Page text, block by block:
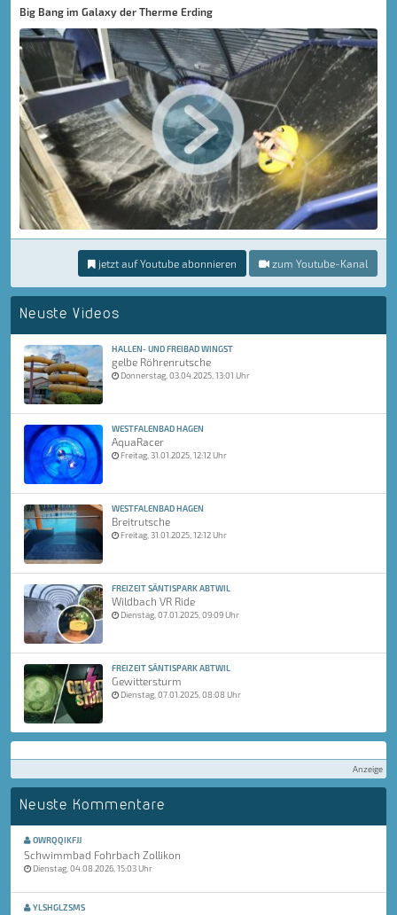
Big Bang im Galaxy der Therme Erding
jetzt auf Youtube abonnieren zum Youtube-Kanal
Neuste Videos
HALLEN- UND FREIBAD WINGST
gelbe Röhrenrutsche
Donnerstag, 03.04.2025, 13:01 Uhr
WESTFALENBAD HAGEN
AquaRacer
Freitag, 31.01.2025, 12:12 Uhr
WESTFALENBAD HAGEN
Breitrutsche
Freitag, 31.01.2025, 12:12 Uhr
FREIZEIT SÄNTISPARK ABTWIL
Wildbach VR Ride
Dienstag, 07.01.2025, 09:09 Uhr
FREIZEIT SÄNTISPARK ABTWIL
Gewittersturm
Dienstag, 07.01.2025, 08:08 Uhr
Anzeige
Neuste Kommentare
OWRQQIKFJJ
Schwimmbad Fohrbach Zollikon
Dienstag, 04.08.2026, 15:03 Uhr
YLSHGLZSMS